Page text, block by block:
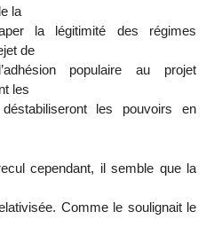
la
la légitimité des régimes
de
populaire au projet
les
les pouvoirs en
cependant, il semble que la
Comme le soulignait le